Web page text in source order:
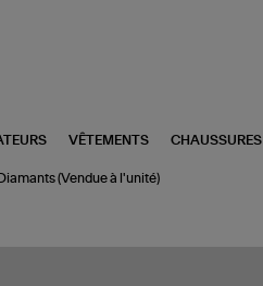
VÊTEMENTS CHAUSSURES
(Vendue à l'unité)